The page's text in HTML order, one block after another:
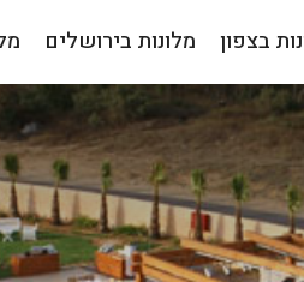
בצפון מלונות בירושלים